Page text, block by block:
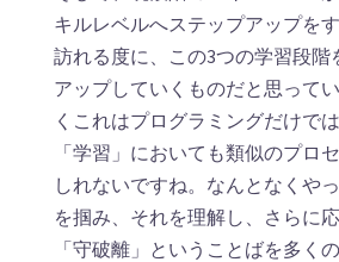
キルレベルへステップアップを
訪れる度に、この3つの学習段階
アップしていくものだと思って
くこれはプログラミングだけで
「学習」においても類似のプロ
しれないですね。なんとなくや
を掴み、それを理解し、さらに応
「守破離」ということばを多く